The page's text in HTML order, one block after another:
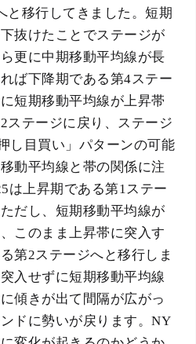
と移行してきました。短期
抜けたことでステージが
更に中期移動平均線が長
ば下降期である第4ステー
短期移動平均線が上昇帯
ステージに戻り、ステージ
目買い」パターンの可能
動平均線と帯の関係に注
は上昇期である第1ステー
だし、短期移動平均線が
このまま上昇帯に突入す
第2ステージへと移行しま
入せずに短期移動平均線
傾きが出て間隔が広がっ
ドに勢いが戻ります。NY